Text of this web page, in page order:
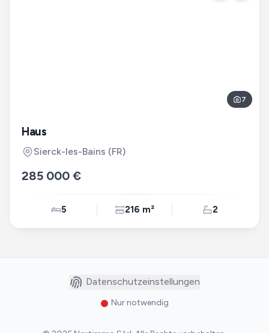
7
Haus
Sierck-les-Bains (FR)
285 000 €
5 216 m² 2
Datenschutzeinstellungen
Nur notwendig